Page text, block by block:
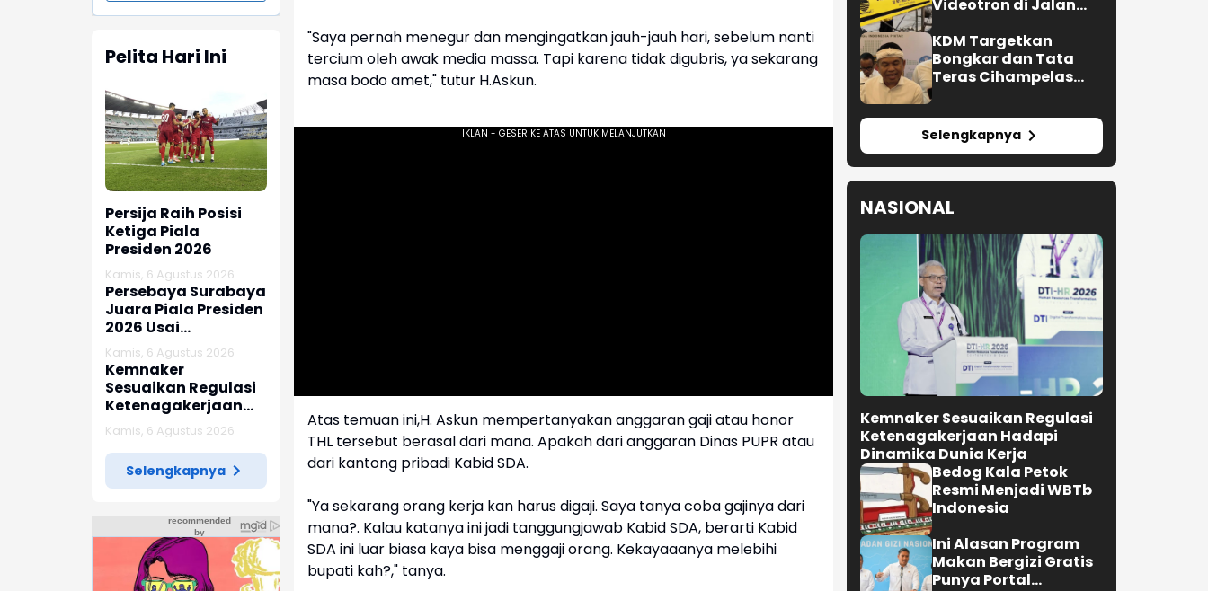
Pelita Hari Ini
Persija Raih Posisi
Ketiga Piala
Presiden 2026
Kamis, 6 Agustus 2026
Persebaya Surabaya
Juara Piala Presiden
2026 Usai
Tundukkan Persib
Bandung Lewat Adu
Penalti
Kamis, 6 Agustus 2026
Kemnaker
Sesuaikan Regulasi
Ketenagakerjaan
Hadapi Dinamika
Dunia Kerja
Kamis, 6 Agustus 2026
Selengkapnya
"Saya pernah menegur dan mengingatkan jauh-jauh hari, sebelum nanti
tercium oleh awak media massa. Tapi karena tidak digubris, ya sekarang
masa bodo amet," tutur H.Askun.
Atas temuan ini,H. Askun mempertanyakan anggaran gaji atau honor
THL tersebut berasal dari mana. Apakah dari anggaran Dinas PUPR atau
dari kantong pribadi Kabid SDA.
"Ya sekarang orang kerja kan harus digaji. Saya tanya coba gajinya dari
mana?. Kalau katanya ini jadi tanggungjawab Kabid SDA, berarti Kabid
SDA ini luar biasa kaya bisa menggaji orang. Kekayaaanya melebihi
bupati kah?," tanya.
Videotron di Jalan
Bandung Disegel
KDM Targetkan
Bongkar dan Tata
Teras Cihampelas
Selengkapnya
NASIONAL
Kemnaker Sesuaikan Regulasi
Ketenagakerjaan Hadapi
Dinamika Dunia Kerja
Bedog Kala Petok
Resmi Menjadi WBTb
Indonesia
Ini Alasan Program
Makan Bergizi Gratis
Punya Portal